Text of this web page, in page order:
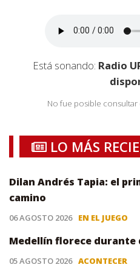
Está sonando: Radio
No fue posible consultar
LO MÁS
Dilan Andrés Tapia: el
camino
06 AGOSTO 2026 EN EL JUEGO
Medellín florece durante
05 AGOSTO 2026 ACONTECER